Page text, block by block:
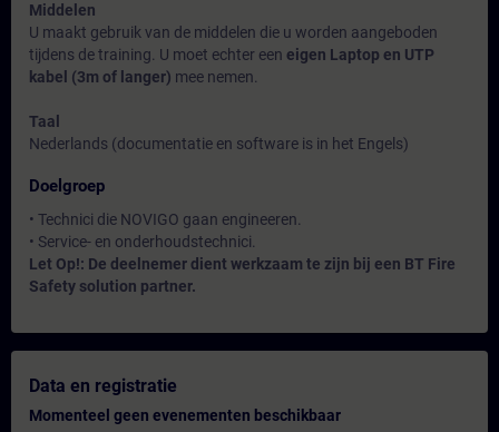
Middelen
U maakt gebruik van de middelen die u worden aangeboden
tijdens de training. U moet echter een eigen Laptop en UTP
kabel (3m of langer) mee nemen.
Taal
Nederlands (documentatie en software is in het Engels)
Doelgroep
• Technici die NOVIGO gaan engineeren.
• Service- en onderhoudstechnici.
Let Op!: De deelnemer dient werkzaam te zijn bij een BT Fire
Safety solution partner.
Data en registratie
Momenteel geen evenementen beschikbaar